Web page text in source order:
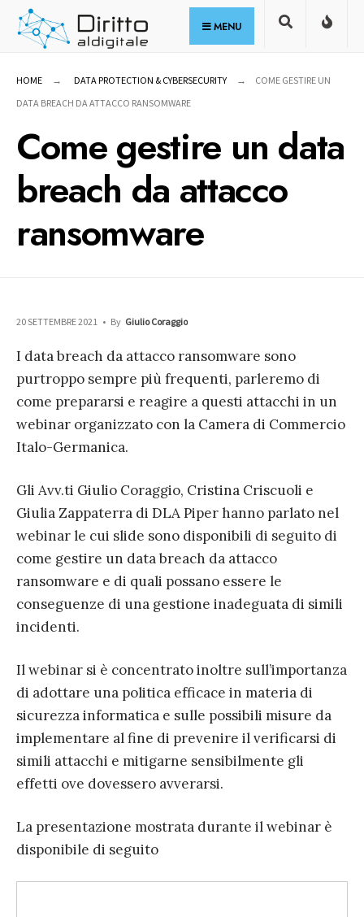
Skip
MENU
HOME DATA PROTECTION & CYBERSECURITY
COME GESTIRE UN
DATA BREACH DA ATTACCO RANSOMWARE
Come gestire un data
breach da attacco
ransomware
20 SETTEMBRE 2021 • By Giulio Coraggio
I data breach da attacco ransomware sono
purtroppo sempre più frequenti, parleremo di
come prepararsi e reagire a questi attacchi in un
webinar organizzato con la Camera di Commercio
Italo-Germanica.
Gli Avv.ti Giulio Coraggio, Cristina Criscuoli e
Giulia Zappaterra di DLA Piper hanno parlato nel
webinar le cui slide sono disponibili di seguito di
come gestire un data breach da attacco
ransomware e di quali possano essere le
conseguenze di una gestione inadeguata di simili
incidenti.
Il webinar si è concentrato inoltre sull’importanza
di adottare una politica efficace in materia di
sicurezza informatica e sulle possibili misure da
implementare al fine di prevenire il verificarsi di
simili attacchi e mitigarne sensibilmente gli
effetti ove dovessero avverarsi.
La presentazione mostrata durante il webinar è
disponibile di seguito